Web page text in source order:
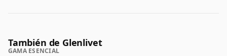
También de Glenlivet
GAMA ESENCIAL